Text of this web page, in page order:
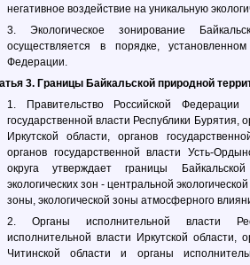
негативное воздействие на уникальную
3. Экологическое зонирование
осуществляется в порядке,
Федерации.
3. Границы Байкальской природной
1. Правительство Российской Федерации
государственной власти Республики Бурятия,
Иркутской области, органов
органов государственной власти Усть-
округа утверждает границы
экологических зон - центральной
зоны, экологической зоны атмосферного
2. Органы исполнительной власти
исполнительной власти Иркутской области,
Читинской области и органы